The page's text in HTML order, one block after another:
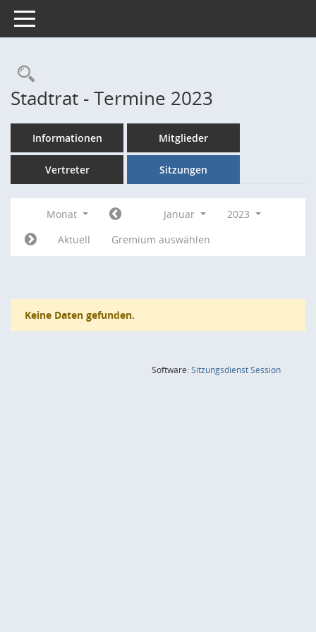
Toggle navigation
Rechercheauswahl
Stadtrat - Termine 2023
Informationen Mitglieder
Vertreter Sitzungen
Monat Januar
2023
Aktuell
Gremium auswählen
Keine Daten gefunden.
Software:SitzungsdienstSession(Wird in